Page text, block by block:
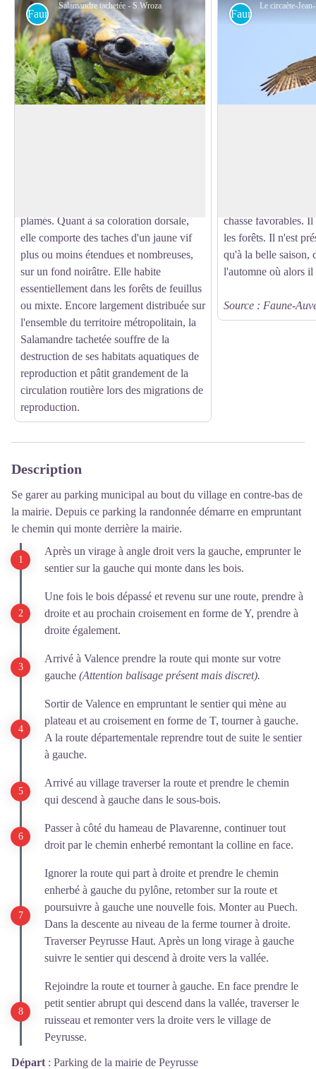
Salamandre tachetée - S.Wroza
Faune
plamés. Quant à sa coloration dorsale,
elle comporte des taches d'un jaune vif
plus ou moins étendues et nombreuses,
sur un fond noirâtre. Elle habite
essentiellement dans les forêts de feuillus
ou mixte. Encore largement distribuée sur
l'ensemble du territoire métropolitain, la
Salamandre tachetée souffre de la
destruction de ses habitats aquatiques de
reproduction et pâtit grandement de la
circulation routière lors des migrations de
reproduction.
Faune
chasse favorables.
les forêts. Il n'est
qu'à la belle saison,
l'automne où alors
Source : Faune-
Description
Se garer au parking municipal au bout du village en contre-bas de
la mairie. Depuis ce parking la randonnée démarre en empruntant
le chemin qui monte derrière la mairie.
Après un virage à angle droit vers la gauche, emprunter le
sentier sur la gauche qui monte dans les bois.
Une fois le bois dépassé et revenu sur une route, prendre à
droite et au prochain croisement en forme de Y, prendre à
droite également.
Arrivé à Valence prendre la route qui monte sur votre
gauche (Attention balisage présent mais discret).
Sortir de Valence en empruntant le sentier qui mène au
plateau et au croisement en forme de T, tourner à gauche.
A la route départementale reprendre tout de suite le sentier
à gauche.
Arrivé au village traverser la route et prendre le chemin
qui descend à gauche dans le sous-bois.
Passer à côté du hameau de Plavarenne, continuer tout
droit par le chemin enherbé remontant la colline en face.
Ignorer la route qui part à droite et prendre le chemin
enherbé à gauche du pylône, retomber sur la route et
poursuivre à gauche une nouvelle fois. Monter au Puech.
Dans la descente au niveau de la ferme tourner à droite.
Traverser Peyrusse Haut. Après un long virage à gauche
suivre le sentier qui descend à droite vers la vallée.
Rejoindre la route et tourner à gauche. En face prendre le
petit sentier abrupt qui descend dans la vallée, traverser le
ruisseau et remonter vers la droite vers le village de
Peyrusse.
Départ : Parking de la mairie de Peyrusse